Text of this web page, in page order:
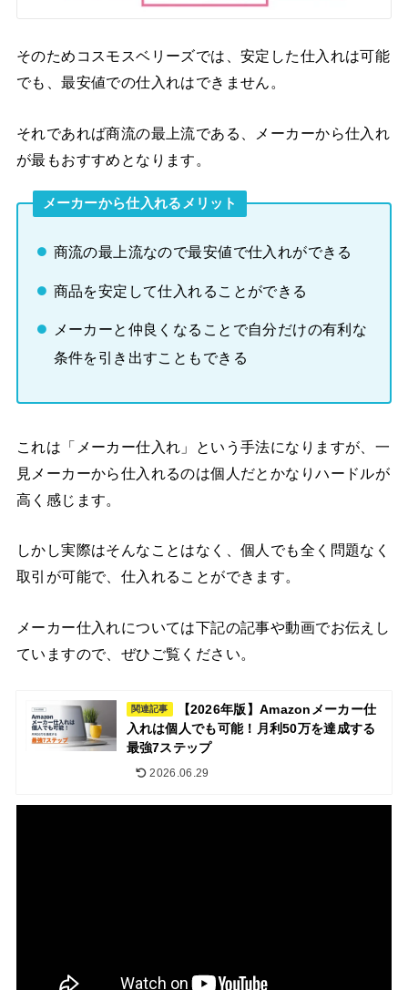
そのためコスモスベリーズでは、安定した仕入れは可能
でも、最安値での仕入れはできません。
それであれば商流の最上流である、メーカーから仕入れ
が最もおすすめとなります。
メーカーから仕入れるメリット
商流の最上流なので最安値で仕入れができる
商品を安定して仕入れることができる
メーカーと仲良くなることで自分だけの有利な
条件を引き出すこともできる
これは「メーカー仕入れ」という手法になりますが、一
見メーカーから仕入れるのは個人だとかなりハードルが
高く感じます。
しかし実際はそんなことはなく、個人でも全く問題なく
取引が可能で、仕入れることができます。
メーカー仕入れについては下記の記事や動画でお伝えし
ていますので、ぜひご覧ください。
関連記事
【2026年版】Amazonメーカー仕
入れは個人でも可能！月利50万を達成する
最強7ステップ
2026.06.29